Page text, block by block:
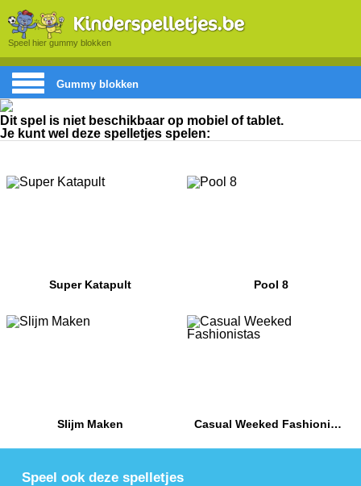
Speel hier gummy blokken
Gummy blokken
Dit spel is niet beschikbaar op mobiel of tablet.
Je kunt wel deze spelletjes spelen:
Super Katapult Pool 8
Slijm Maken Casual Weeked Fashionistas
Speel ook deze spelletjes